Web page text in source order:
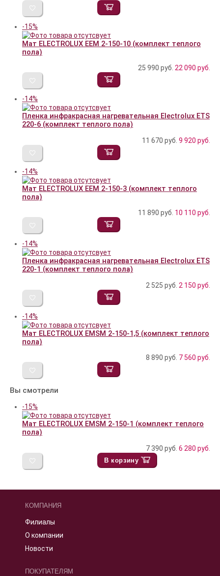
-15%
Мат ELECTROLUX EEM 2-150-10 (комплект теплого
пола)
25 990 руб. 22 090 руб.
-14%
Пленка инфракрасная нагревательная Electrolux ETS
220-6 (комплект теплого пола)
11 670 руб. 9 920 руб.
-14%
Мат ELECTROLUX EEM 2-150-3 (комплект теплого
пола)
11 890 руб. 10 110 руб.
-14%
Пленка инфракрасная нагревательная Electrolux ETS
220-1 (комплект теплого пола)
2 525 руб. 2 150 руб.
-14%
Мат ELECTROLUX EMSM 2-150-1,5 (комплект теплого
пола)
8 890 руб. 7 560 руб.
Вы смотрели
-15%
Мат ELECTROLUX EMSM 2-150-1 (комплект теплого
пола)
7 390 руб. 6 280 руб.
В корзину
КОМПАНИЯ
Филиалы
О компании
Новости
ПОКУПАТЕЛЯМ